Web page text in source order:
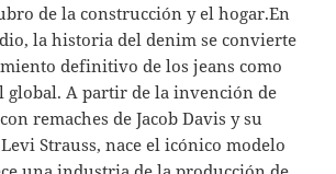
de la construcción y el hogar.En
la historia del denim se convierte
definitivo de los jeans como
global. A partir de la invención de
remaches de Jacob Davis y su
Strauss, nace el icónico modelo